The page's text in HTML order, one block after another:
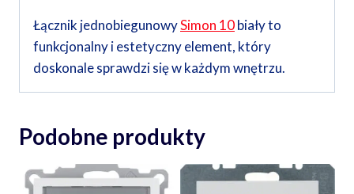
Łącznik jednobiegunowySimon 10biały to
funkcjonalny i estetyczny element, który
doskonale sprawdzi się w każdym wnętrzu.
Podobne produkty